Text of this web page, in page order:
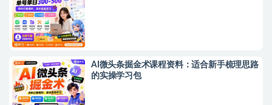
AI微头条掘金术课程资料：适合新手梳理思路
的实操学习包